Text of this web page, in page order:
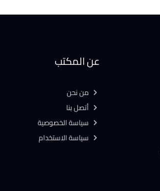
عن المكتب
من نحن
أتصل بنا
سياسة الخصوصية
سياسة الاستخدام